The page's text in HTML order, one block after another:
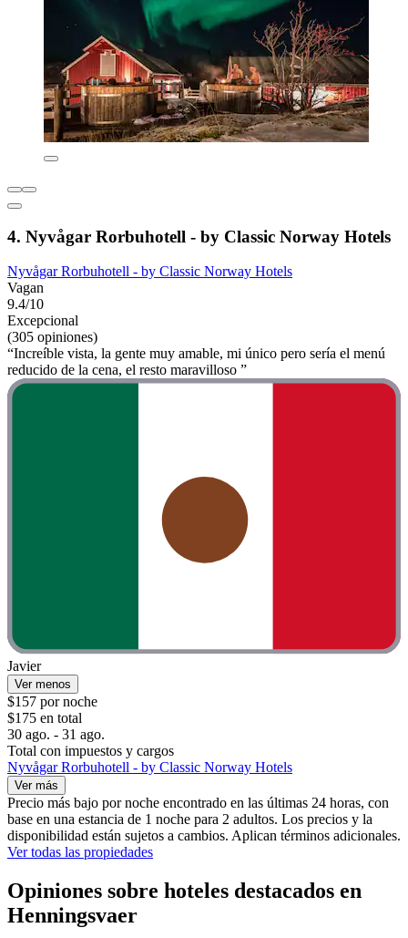
4. Nyvågar Rorbuhotell - by Classic Norway Hotels
Nyvågar Rorbuhotell - by Classic Norway Hotels
Vagan
9.4/10
Excepcional
(305 opiniones)
“Increíble vista, la gente muy amable, mi único pero sería el menú
reducido de la cena, el resto maravilloso ”
Javier
Ver menos
$157 por noche
$175 en total
30 ago. - 31 ago.
Total con impuestos y cargos
Nyvågar Rorbuhotell - by Classic Norway Hotels
Ver más
Precio más bajo por noche encontrado en las últimas 24 horas, con
base en una estancia de 1 noche para 2 adultos. Los precios y la
disponibilidad están sujetos a cambios. Aplican términos adicionales.
Ver todas las propiedades
Opiniones sobre hoteles destacados en
Henningsvaer